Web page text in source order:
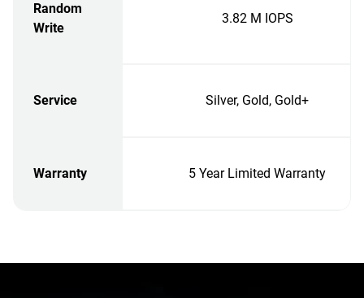
Random
Write
3.82 M IOPS
Service Silver, Gold, Gold+
Warranty 5 Year Limited Warranty